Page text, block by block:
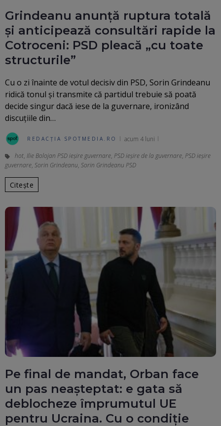
Grindeanu anunță ruptura totală
și anticipează consultări rapide la
Cotroceni: PSD pleacă „cu toate
structurile”
Cu o zi înainte de votul decisiv din PSD, Sorin Grindeanu
ridică tonul și transmite că partidul trebuie să poată
decide singur dacă iese de la guvernare, ironizând
discuțiile din…
REDACȚIA SPOTMEDIA.RO acum 4 luni
hot, Ilie Bolojan PSD ieșire guvernare, PSD ieșire de la guvernare, PSD ieșire
guvernare, Sorin Grindeanu, Sorin Grindeanu PSD
Citește
Pe final de mandat, Orban face
un pas neașteptat: e gata să
deblocheze împrumutul UE
pentru Ucraina. Cu o condiție